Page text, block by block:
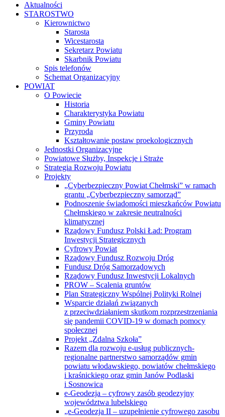
Aktualności
STAROSTWO
Kierownictwo
Starosta
Wicestarosta
Sekretarz Powiatu
Skarbnik Powiatu
Spis telefonów
Schemat Organizacyjny
POWIAT
O Powiecie
Historia
Charakterystyka Powiatu
Gminy Powiatu
Przyroda
Kształtowanie postaw proekologicznych
Jednostki Organizacyjne
Powiatowe Służby, Inspekcje i Straże
Strategia Rozwoju Powiatu
Projekty
„Cyberbezpieczny Powiat Chełmski” w ramach
grantu „Cyberbezpieczny samorząd”
Podnoszenie świadomości mieszkańców Powiatu
Chełmskiego w zakresie neutralności
klimatycznej
Rządowy Fundusz Polski Ład: Program
Inwestycji Strategicznych
Cyfrowy Powiat
Rządowy Fundusz Rozwoju Dróg
Fundusz Dróg Samorządowych
Rządowy Fundusz Inwestycji Lokalnych
PROW – Scalenia gruntów
Plan Strategiczny Wspólnej Polityki Rolnej
Wsparcie działań związanych
z przeciwdziałaniem skutkom rozprzestrzeniania
się pandemii COVID-19 w domach pomocy
społecznej
Projekt „Zdalna Szkoła”
Razem dla rozwoju e-usług publicznych-
regionalne partnerstwo samorządów gmin
powiatu włodawskiego, powiatów chełmskiego
i kraśnickiego oraz gmin Janów Podlaski
i Sosnowica
e-Geodezja – cyfrowy zasób geodezyjny
województwa lubelskiego
„e-Geodezja II – uzupełnienie cyfrowego zasobu